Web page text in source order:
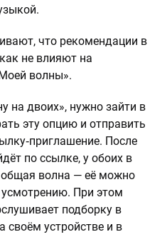
что рекомендации в
не влияют на
волны».
на двоих», нужно зайти в
эту опцию и отправить
После
по ссылке, у обоих в
общая волна — её можно
При этом
подборку в
своём устройстве и в